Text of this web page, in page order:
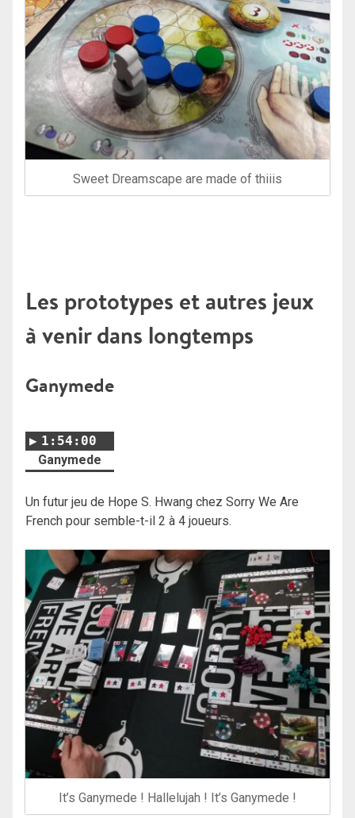
Sweet Dreamscape are made of thiiis
Les prototypes et autres jeux
à venir dans longtemps
Ganymede
1:54:00
Ganymede
Un futur jeu de Hope S. Hwang chez Sorry We Are
French pour semble-t-il 2 à 4 joueurs.
It’s Ganymede ! Hallelujah ! It’s Ganymede !